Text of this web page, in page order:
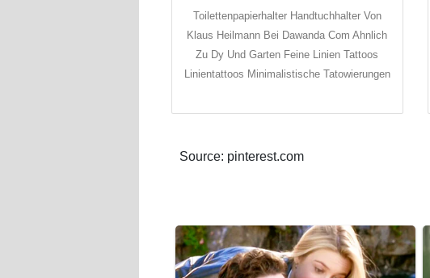
Toilettenpapierhalter Handtuchhalter Von
Klaus Heilmann Bei Dawanda Com Ahnlich
Zu Dy Und Garten Feine Linien Tattoos
Linientattoos Minimalistische Tatowierungen
Source: pinterest.com